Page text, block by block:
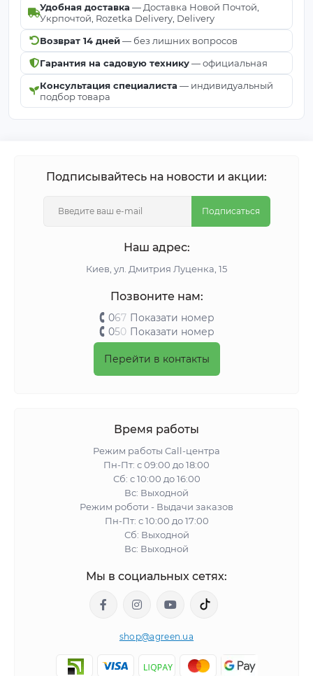
Удобная доставка — Доставка Новой Почтой,
Укрпочтой, Rozetka Delivery, Delivery
Возврат 14 дней— без лишних вопросов
Гарантия на садовую технику— официальная
Консультация специалиста — индивидуальный
подбор товара
Подписывайтесь на новости и акции:
Подписаться
Наш адрес:
Киeв, ул. Дмитрия Луценка, 15
Позвоните нам:
067 Показати номер
050 Показати номер
Перейти в контакты
Время работы
Режим работы Call-центра
Пн-Пт: с 09:00 до 18:00
Сб: с 10:00 до 16:00
Вс: Выходной
Режим роботи - Выдачи заказов
Пн-Пт: с 10:00 до 17:00
Сб: Выходной
Вс: Выходной
Мы в социальных сетях:
shop@agreen.ua